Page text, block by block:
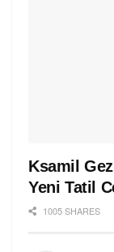
Ksamil
Yeni Tatil
1005 SHARES